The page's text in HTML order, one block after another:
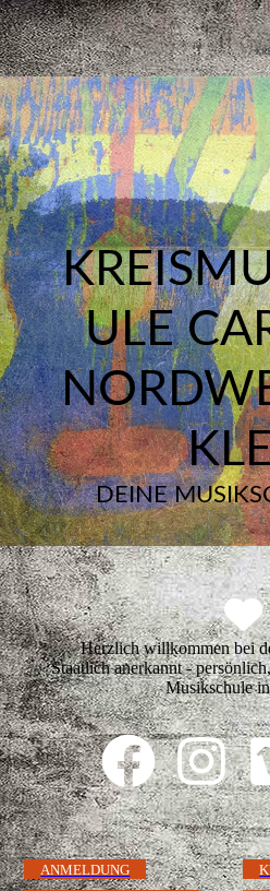
ULE
DEINE
Herzlich willkommen bei
Staatlich anerkannt -
Musikschule
ANMELDUNG